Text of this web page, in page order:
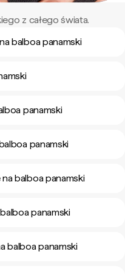
z całego świata.
balboa panamski
panamski
panamski
balboa panamski
panamski
balboa panamski